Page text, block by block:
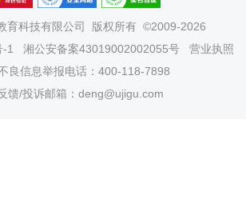
育科技有限公司
版权所有 ©2009-2026
1
湘公安备案43019002002055号
营业执照
良信息举报电话：400-118-7898
馈/投诉邮箱：deng@ujigu.com